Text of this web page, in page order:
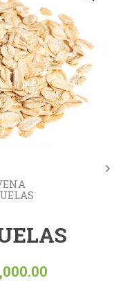
Rango